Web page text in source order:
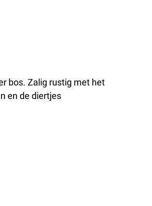
bos. Zalig rustig met het
en de diertjes